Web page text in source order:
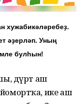
хужабикәләребеҙ.
әҙерләп. Уның
булһын!
дүрт аш
ике аш